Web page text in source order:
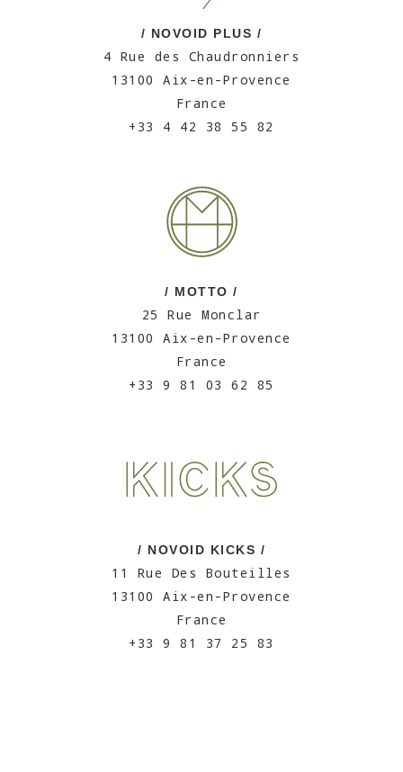
/ NOVOID PLUS /
4 Rue des Chaudronniers
13100 Aix-en-Provence
France
+33 4 42 38 55 82
/ MOTTO /
25 Rue Monclar
13100 Aix-en-Provence
France
+33 9 81 03 62 85
/ NOVOID KICKS /
11 Rue Des Bouteilles
13100 Aix-en-Provence
France
+33 9 81 37 25 83